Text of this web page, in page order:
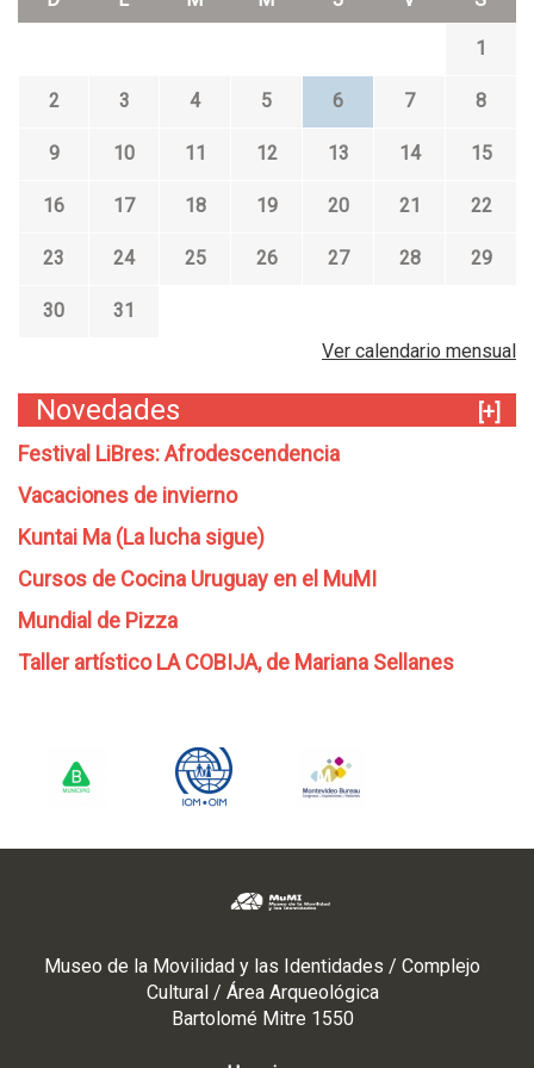
1
2 3 4 5 6 7 8
9 10 11 12 13 14 15
16 17 18 19 20 21 22
23 24 25 26 27 28 29
30
31
Ver calendario mensual
Novedades
[+]
Festival LiBres: Afrodescendencia
Vacaciones de invierno
Kuntai Ma (La lucha sigue)
Cursos de Cocina Uruguay en el MuMI
Mundial de Pizza
Taller artístico LA COBIJA, de Mariana Sellanes
Museo de la Movilidad y las Identidades / Complejo
Cultural / Área Arqueológica
Bartolomé Mitre 1550